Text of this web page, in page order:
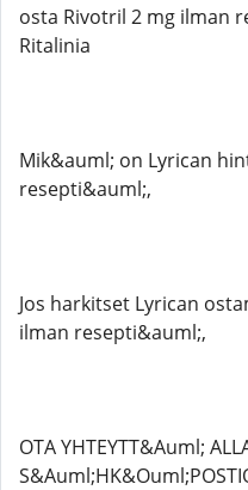
osta Rivotril 2 mg ilman
Ritalinia
Mik&auml; on Lyrican
resepti&auml;,
Jos harkitset Lyrican
ilman resepti&auml;,
OTA YHTEYTT&Auml;